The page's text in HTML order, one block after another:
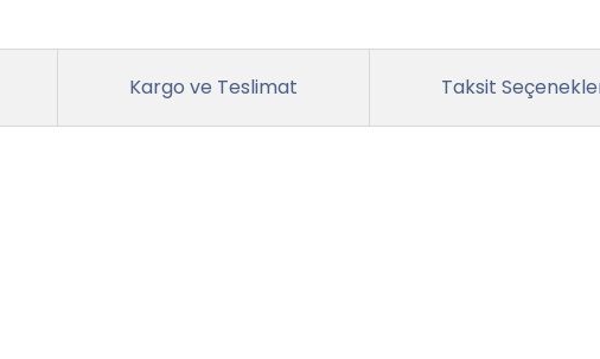
Kargo ve Teslimat Taksit